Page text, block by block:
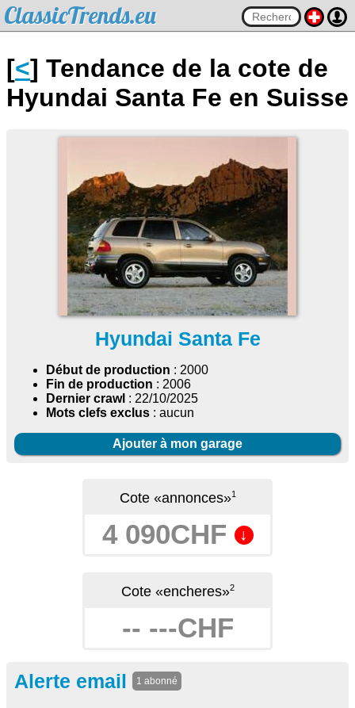
ClassicTrends.eu
[<] Tendance de la cote de
Hyundai Santa Fe en Suisse
Hyundai Santa Fe
Début de production : 2000
Fin de production : 2006
Dernier crawl : 22/10/2025
Mots clefs exclus : aucun
Ajouter à mon garage
Cote «annonces»1
4 090CHF ↓
Cote «encheres»2
-- ---CHF
Alerte email 1 abonné